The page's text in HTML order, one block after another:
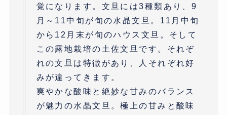
覚になります。文旦には3種類あり、9
月～11中旬が旬の水晶文旦。11月中旬
から12月末が旬のハウス文旦。そして
この露地栽培の土佐文旦です。それぞ
れの文旦は特徴があり、人それぞれ好
みが違ってきます。
爽やかな酸味と絶妙な甘みのバランス
が魅力の水晶文旦。極上の甘みと酸味